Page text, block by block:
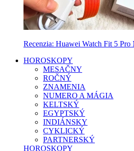
Recenzia: Huawei Watch Fit 5
HOROSKOPY
MESAČNY
ROČNÝ
ZNAMENIA
NUMERO A MÁGIA
KELTSKÝ
EGYPTSKÝ
INDIÁNSKY
CYKLICKÝ
PARTNERSKÝ
HOROSKOPY